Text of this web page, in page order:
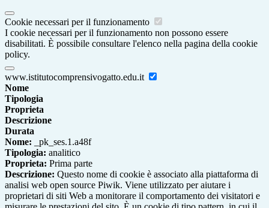
Cookie necessari per il funzionamento
I cookie necessari per il funzionamento non possono essere
disabilitati. È possibile consultare l'elenco nella pagina della cookie
policy.
www.istitutocomprensivogatto.edu.it
Nome
Tipologia
Proprieta
Descrizione
Durata
Nome: _pk_ses.1.a48f
Tipologia: analitico
Proprieta: Prima parte
Descrizione: Questo nome di cookie è associato alla piattaforma di
analisi web open source Piwik. Viene utilizzato per aiutare i
proprietari di siti Web a monitorare il comportamento dei visitatori e